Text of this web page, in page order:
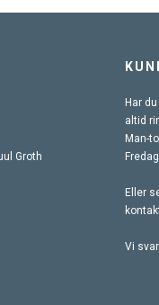
Groth
Har
altid
Man-
Eller
Vi